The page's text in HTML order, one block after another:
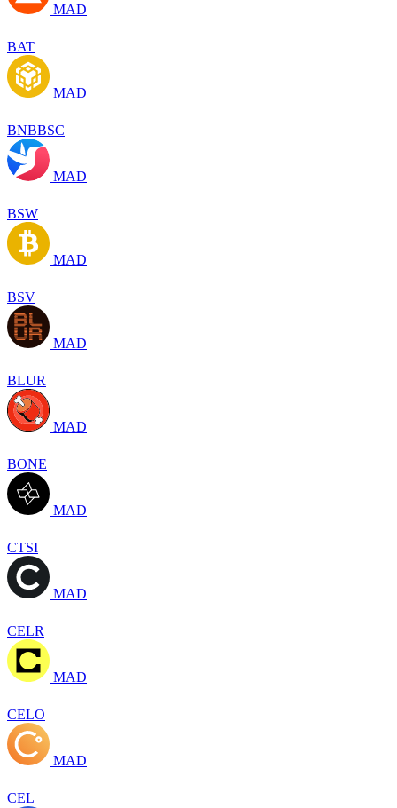
MAD
BAT
MAD
BNBBSC
MAD
BSW
MAD
BSV
MAD
BLUR
MAD
BONE
MAD
CTSI
MAD
CELR
MAD
CELO
MAD
CEL